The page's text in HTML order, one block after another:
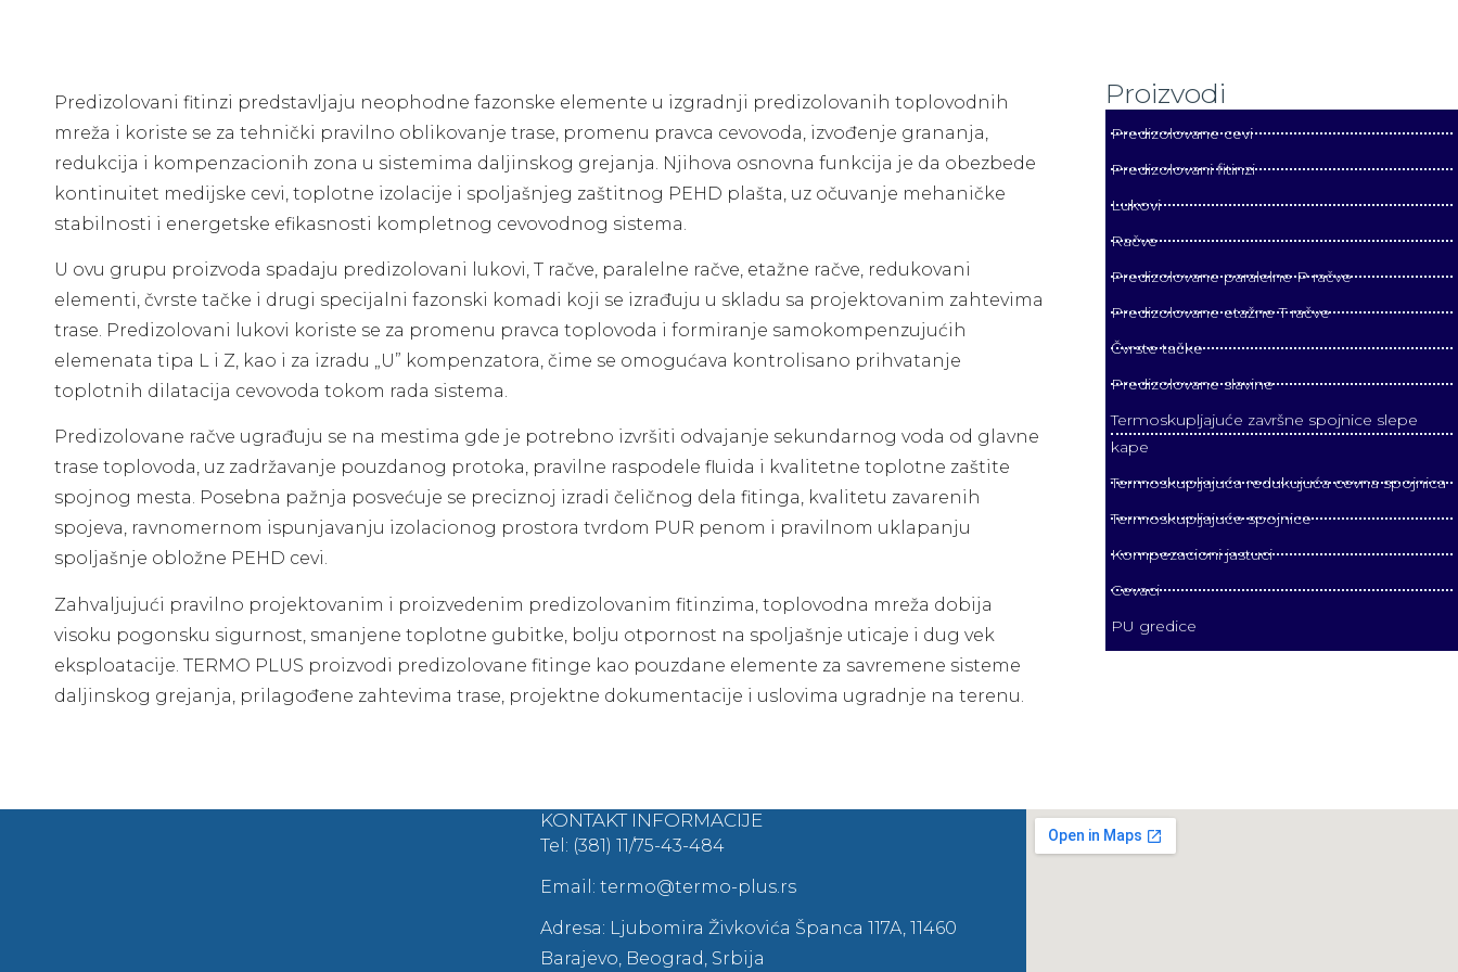
Predizolovani fitinzi predstavljaju neophodne fazonske elemente u izgradnji predizolovanih toplovodnih
mreža i koriste se za tehnički pravilno oblikovanje trase, promenu pravca cevovoda, izvođenje grananja,
redukcija i kompenzacionih zona u sistemima daljinskog grejanja. Njihova osnovna funkcija je da obezbede
kontinuitet medijske cevi, toplotne izolacije i spoljašnjeg zaštitnog PEHD plašta, uz očuvanje mehaničke
stabilnosti i energetske efikasnosti kompletnog cevovodnog sistema.
U ovu grupu proizvoda spadaju predizolovani lukovi, T račve, paralelne račve, etažne račve, redukovani
elementi, čvrste tačke i drugi specijalni fazonski komadi koji se izrađuju u skladu sa projektovanim zahtevima
trase. Predizolovani lukovi koriste se za promenu pravca toplovoda i formiranje samokompenzujućih
elemenata tipa L i Z, kao i za izradu „U” kompenzatora, čime se omogućava kontrolisano prihvatanje
toplotnih dilatacija cevovoda tokom rada sistema.
Predizolovane račve ugrađuju se na mestima gde je potrebno izvršiti odvajanje sekundarnog voda od glavne
trase toplovoda, uz zadržavanje pouzdanog protoka, pravilne raspodele fluida i kvalitetne toplotne zaštite
spojnog mesta. Posebna pažnja posvećuje se preciznoj izradi čeličnog dela fitinga, kvalitetu zavarenih
spojeva, ravnomernom ispunjavanju izolacionog prostora tvrdom PUR penom i pravilnom uklapanju
spoljašnje obložne PEHD cevi.
Zahvaljujući pravilno projektovanim i proizvedenim predizolovanim fitinzima, toplovodna mreža dobija
visoku pogonsku sigurnost, smanjene toplotne gubitke, bolju otpornost na spoljašnje uticaje i dug vek
eksploatacije. TERMO PLUS proizvodi predizolovane fitinge kao pouzdane elemente za savremene sisteme
daljinskog grejanja, prilagođene zahtevima trase, projektne dokumentacije i uslovima ugradnje na terenu.
Proizvodi
Predizolovane cevi
Predizolovani fitinzi
Lukovi
Račve
Predizolovane paralelne P račve
Predizolovane etažne T račve
Čvrste tačke
Predizolovane slavine
Termoskupljajuće završne spojnice slepe
kape
Termoskupljajuća redukujuća cevna spojnica
Termoskupljajuće spojnice
Kompezacioni jastuci
Cevaci
PU gredice
KONTAKT INFORMACIJE
Tel: (381) 11/75-43-484
Email: termo@termo-plus.rs
Adresa: Ljubomira Živkovića Španca 117A, 11460
Barajevo, Beograd, Srbija